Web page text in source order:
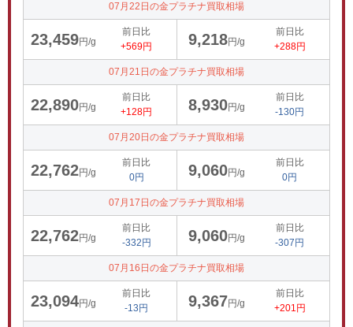
07月22日の金プラチナ買取相場
23,459円/g
前日比
+569円
9,218円/g
前日比
+288円
07月21日の金プラチナ買取相場
22,890円/g
前日比
+128円
8,930円/g
前日比
-130円
07月20日の金プラチナ買取相場
22,762円/g
前日比
0円
9,060円/g
前日比
0円
07月17日の金プラチナ買取相場
22,762円/g
前日比
-332円
9,060円/g
前日比
-307円
07月16日の金プラチナ買取相場
23,094円/g
前日比
-13円
9,367円/g
前日比
+201円